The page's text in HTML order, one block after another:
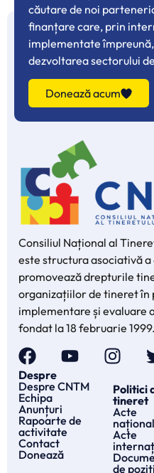
căutare de noi
finanțare care, prin
implementate
dezvoltarea sectorului
Donează acum
Consiliul Național al
este structura asociativă
promovează drepturile
organizațiilor de tineret în
implementare și evaluare
fondat la 18 februarie 1999.
Despre
Despre CNTM
Echipa
Anunțuri
Rapoarte de
activitate
Contact
Donează
Politici
tineret
Acte
Acte
de